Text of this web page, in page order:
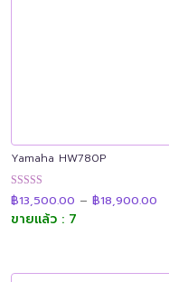
Yamaha HW780P
ให้คะแนน
4.89
ตั้งแต่ 1-5
฿13,500.00 – ฿18,900.00
ขายแล้ว : 7